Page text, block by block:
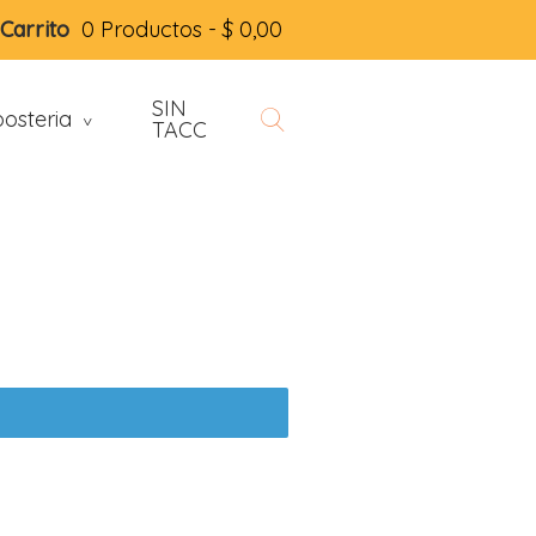
Carrito 0 Productos -$ 0,00
> SIN
TACC